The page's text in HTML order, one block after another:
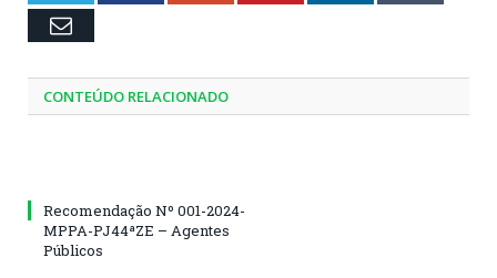
Email
CONTEÚDO RELACIONADO
Recomendação Nº 001-2024-
MPPA-PJ44ªZE – Agentes
Públicos